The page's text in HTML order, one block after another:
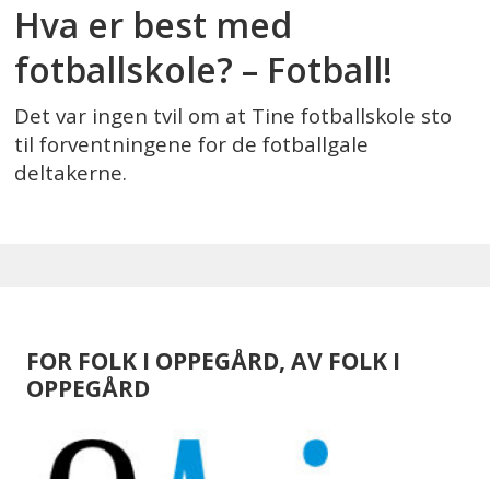
Hva er best med
fotballskole? – Fotball!
Det var ingen tvil om at Tine fotballskole sto
til forventningene for de fotballgale
deltakerne.
FOR FOLK I OPPEGÅRD, AV FOLK I
OPPEGÅRD